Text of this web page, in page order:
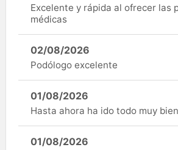
Excelente y rápida al ofrecer las
médicas
02/08/2026
Podólogo excelente
01/08/2026
Hasta ahora ha ido todo muy
01/08/2026